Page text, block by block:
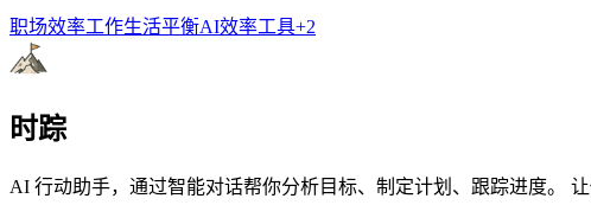
职场效率工作生活平衡AI效率工具+2
时踪
AI 行动助手，通过智能对话帮你分析目标、制定计划、跟踪进度。